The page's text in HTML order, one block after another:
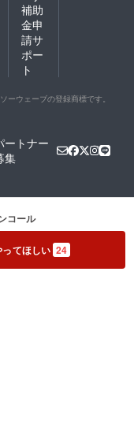
補助
金申
請サ
ポー
ト
ーウェーブの登録商標です。
ートナー
集
コール
てほしい 24